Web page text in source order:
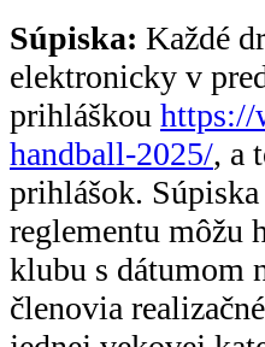
Súpiska: Každé
elektronicky v
prihláškou https://
handball-2025/, a
prihlášok.
reglementu môžu
klubu s dátumom
členovia